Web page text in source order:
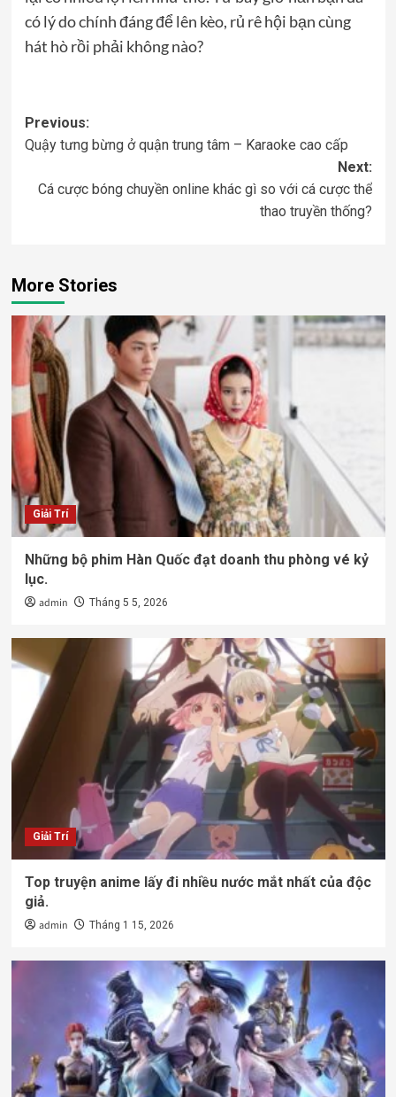
có lý do chính đáng để lên kèo, rủ rê hội bạn cùng
hát hò rồi phải không nào?
Post
navigation
Previous:
Quậy tưng bừng ở quận trung tâm – Karaoke cao cấp
Next:
Cá cược bóng chuyền online khác gì so với cá cược thể
thao truyền thống?
More Stories
Giải Trí
Những bộ phim Hàn Quốc đạt doanh thu phòng vé kỷ
lục.
admin Tháng 5 5, 2026
Giải Trí
Top truyện anime lấy đi nhiều nước mắt nhất của độc
giả.
admin Tháng 1 15, 2026